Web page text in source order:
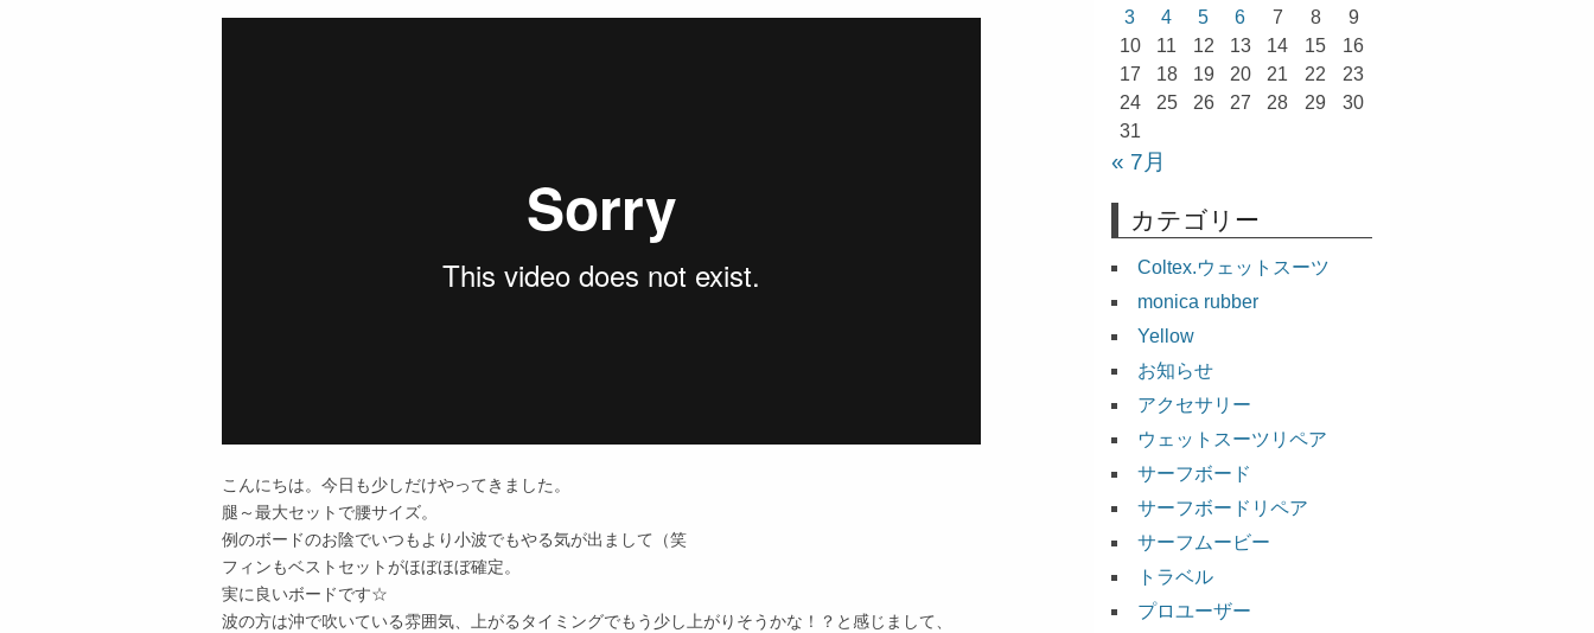
こんにちは。今日も少しだけやってきました。
腿～最大セットで腰サイズ。
例のボードのお陰でいつもより小波でもやる気が出まして（笑
フィンもベストセットがほぼほぼ確定。
実に良いボードです☆
波の方は沖で吹いている雰囲気、上がるタイミングでもう少し上がりそうかな！？と感じまして、
3
4 5 6 7 8
9
10
11 12 13 14 15
16
17
18 19 20 21 22
23
24
25 26 27 28 29
30
31
« 7月
カテゴリー
Coltex.ウェットスーツ
monica rubber
Yellow
お知らせ
アクセサリー
ウェットスーツリペア
サーフボード
サーフボードリペア
サーフムービー
トラベル
プロユーザー